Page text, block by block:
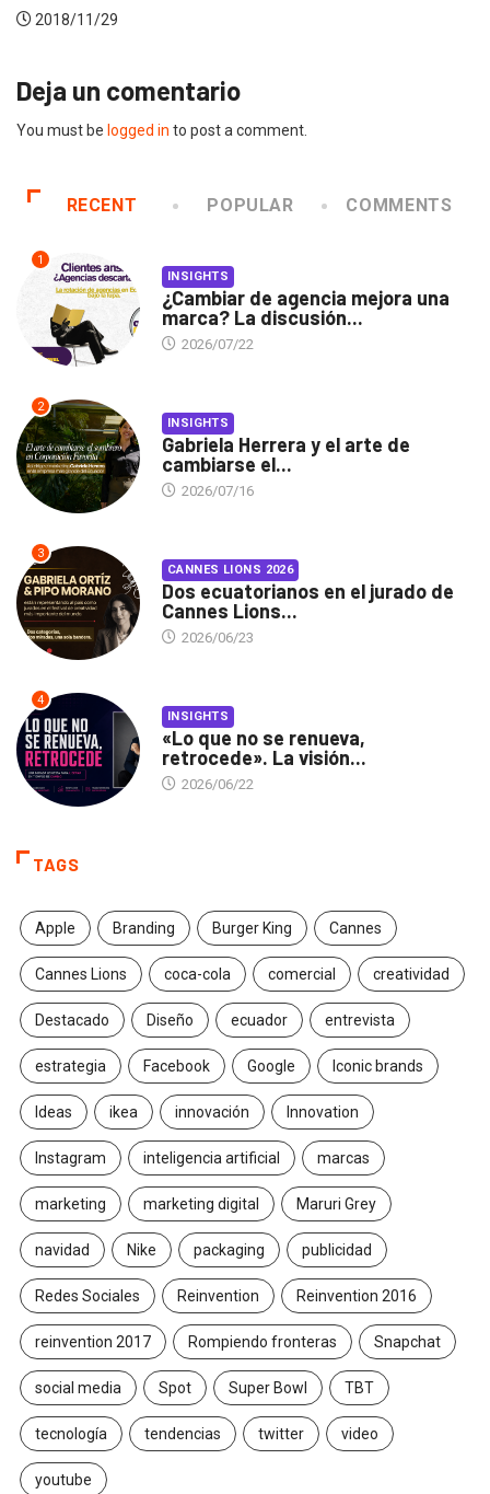
2018/09/06
Deja un comentario
You must be logged in to post a comment.
RECENT POPULAR COMMENTS
1
INSIGHTS
¿Cambiar de agencia mejora una
marca? La discusión...
2026/07/22
2
INSIGHTS
Gabriela Herrera y el arte de
cambiarse el...
2026/07/16
3
CANNES LIONS 2026
Dos ecuatorianos en el jurado de
Cannes Lions...
2026/06/23
4
INSIGHTS
«Lo que no se renueva,
retrocede». La visión...
2026/06/22
TAGS
Apple Branding Burger King Cannes
Cannes Lions coca-cola comercial creatividad
Destacado Diseño ecuador entrevista
estrategia Facebook Google Iconic brands
Ideas ikea innovación Innovation
Instagram inteligencia artificial marcas
marketing marketing digital Maruri Grey
navidad Nike packaging publicidad
Redes Sociales Reinvention Reinvention 2016
reinvention 2017 Rompiendo fronteras Snapchat
social media Spot Super Bowl TBT
tecnología tendencias twitter video
youtube